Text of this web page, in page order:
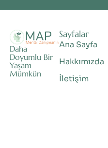
Daha
Doyumlu Bir
Yaşam
Mümkün
Sayfalar
Ana Sayfa
Hakkımızda
İletişim